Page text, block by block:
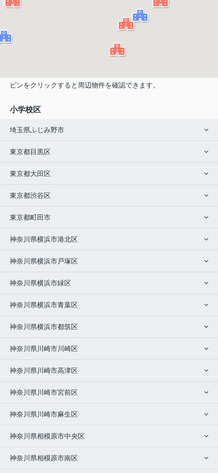
ピンをクリックすると周辺物件を確認できます。
小学校区
埼玉県ふじみ野市
東京都目黒区
東京都大田区
東京都渋谷区
東京都町田市
神奈川県横浜市港北区
神奈川県横浜市戸塚区
神奈川県横浜市緑区
神奈川県横浜市青葉区
神奈川県横浜市都筑区
神奈川県川崎市川崎区
神奈川県川崎市高津区
神奈川県川崎市宮前区
神奈川県川崎市麻生区
神奈川県相模原市中央区
神奈川県相模原市南区